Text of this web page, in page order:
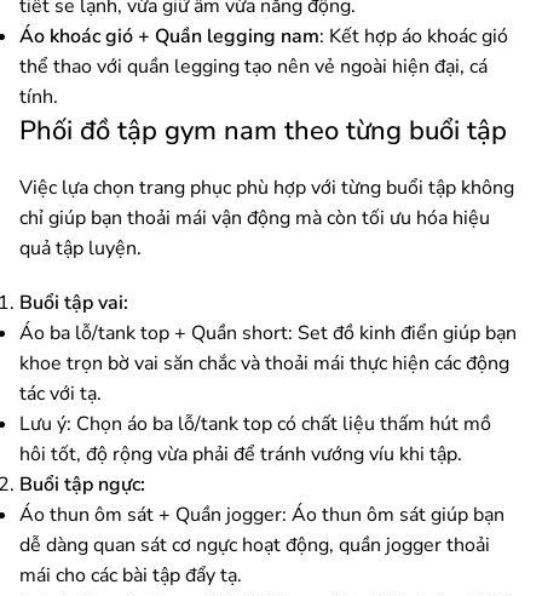
tiết se lạnh, vừa giữ ấm vừa năng động.
Áo khoác gió + Quần legging nam: Kết hợp áo khoác gió
thể thao với quần legging tạo nên vẻ ngoài hiện đại, cá
tính.
Phối đồ tập gym nam theo từng buổi tập
Việc lựa chọn trang phục phù hợp với từng buổi tập không
chỉ giúp bạn thoải mái vận động mà còn tối ưu hóa hiệu
quả tập luyện.
Buổi tập vai:
Áo ba lỗ/tank top + Quần short: Set đồ kinh điển giúp bạn
khoe trọn bờ vai săn chắc và thoải mái thực hiện các động
tác với tạ.
Lưu ý: Chọn áo ba lỗ/tank top có chất liệu thấm hút mồ
hôi tốt, độ rộng vừa phải để tránh vướng víu khi tập.
Buổi tập ngực:
Áo thun ôm sát + Quần jogger: Áo thun ôm sát giúp bạn
dễ dàng quan sát cơ ngực hoạt động, quần jogger thoải
mái cho các bài tập đẩy tạ.